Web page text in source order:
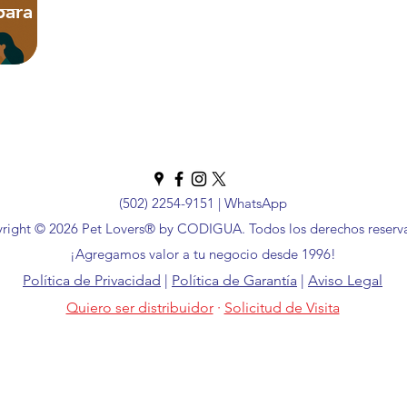
el
(502) 2254-9151 | WhatsApp
© 2026 Pet Lovers® by CODIGUA. Todos los derechos
¡Agregamos valor a tu negocio desde 1996!
Política de Privacidad | Política de Garantía | Aviso Legal
Quiero ser distribuidor· Solicitud de Visita